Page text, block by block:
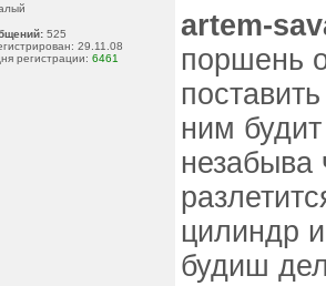
525
29.11.08
регистрации: 6461
artem-
поршень
ним
незабыва
цилиндр
будиш